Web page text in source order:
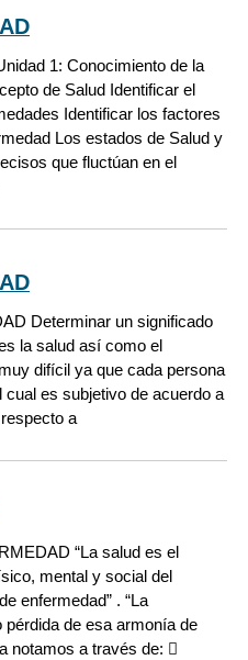
1: Conocimiento de la
de Salud Identificar el
Identificar los factores
Los estados de Salud y
que fluctúan en el
Determinar un significado
la salud así como el
difícil ya que cada persona
es subjetivo de acuerdo a
a
“La salud es el
mental y social del
enfermedad” . “La
de esa armonía de
notamos a través de: 